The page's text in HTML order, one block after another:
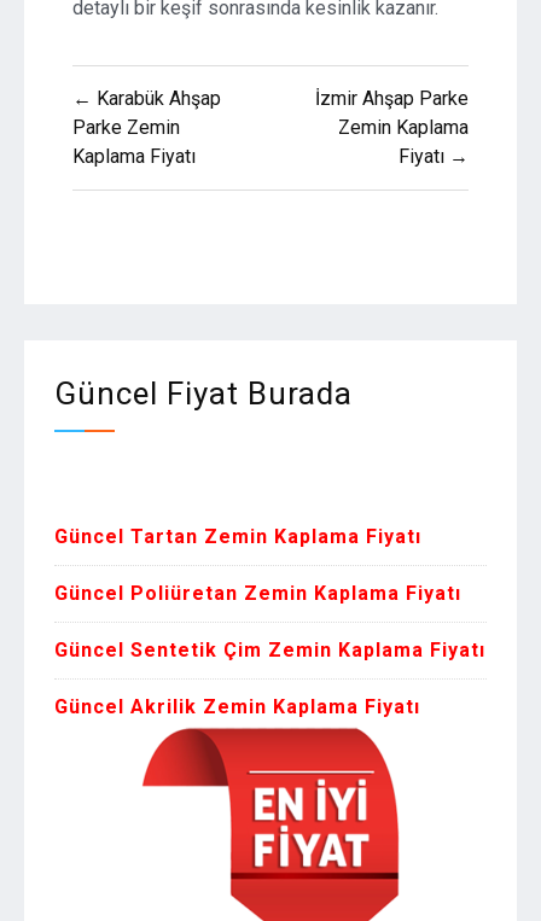
detaylı bir keşif sonrasında kesinlik kazanır.
Yazı
gezinmesi
← Karabük Ahşap
Parke Zemin
Kaplama Fiyatı
İzmir Ahşap Parke
Zemin Kaplama
Fiyatı →
Güncel Fiyat Burada
Güncel Tartan Zemin Kaplama Fiyatı
Güncel Poliüretan Zemin Kaplama Fiyatı
Güncel Sentetik Çim Zemin Kaplama Fiyatı
Güncel Akrilik Zemin Kaplama Fiyatı